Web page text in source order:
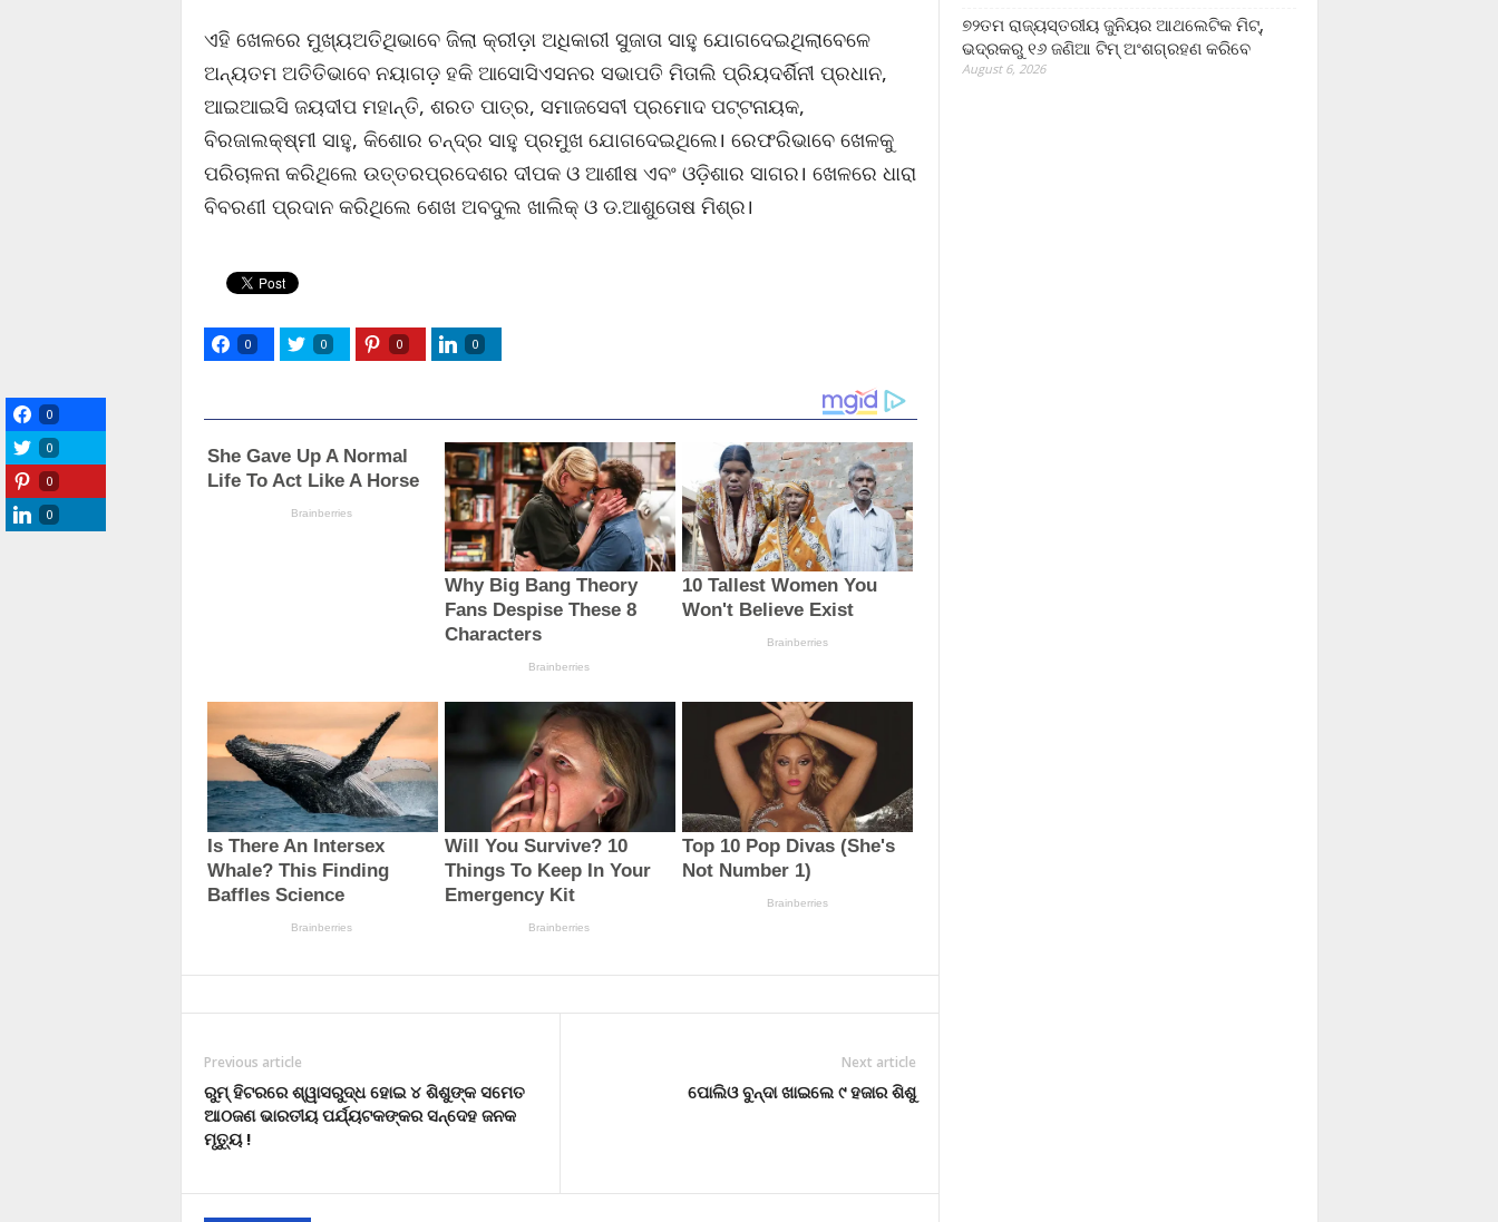
ଏହି ଖେଳରେ ମୁଖ୍ୟଅତିଥିଭାବେ ଜିଲା କ୍ରୀଡ଼ା ଅଧିକାରୀ ସୁଜାତା ସାହୁ ଯୋଗଦେଇଥିଲାବେଳେ
ଅନ୍ୟତମ ଅତିତିଭାବେ ନୟାଗଡ଼ ହକି ଆସୋସିଏସନର ସଭାପତି ମିତାଲି ପ୍ରିୟଦର୍ଶିନୀ ପ୍ରଧାନ,
ଆଇଆଇସି ଜୟଦୀପ ମହାନ୍ତି, ଶରତ ପାତ୍ର, ସମାଜସେବୀ ପ୍ରମୋଦ ପଟ୍ଟନାୟକ,
ବିରଜାଲକ୍ଷ୍ମୀ ସାହୁ, କିଶୋର ଚନ୍ଦ୍ର ସାହୁ ପ୍ରମୁଖ ଯୋଗଦେଇଥିଲେ। ରେଫରିଭାବେ ଖେଳକୁ
ପରିଚାଳନା କରିଥିଲେ ଉତ୍ତରପ୍ରଦେଶର ଦୀପକ ଓ ଆଶୀଷ ଏବଂ ଓଡ଼ିଶାର ସାଗର। ଖେଳରେ ଧାରା
ବିବରଣୀ ପ୍ରଦାନ କରିଥିଲେ ଶେଖ ଅବଦୁଲ ଖାଲିକ୍ ଓ ଡ.ଆଶୁତୋଷ ମିଶ୍ର।
0 0 0 0
Previous article
ରୁମ୍ ହିଟରରେ ଶ୍ୱାସରୁଦ୍ଧ ହୋଇ ୪ ଶିଶୁଙ୍କ ସମେତ
ଆଠଜଣ ଭାରତୀୟ ପର୍ଯ୍ୟଟକଙ୍କର ସନ୍ଦେହ ଜନକ
ମୃତ୍ୟୁ !
Next article
ପୋଲିଓ ବୁନ୍ଦା ଖାଇଲେ ୯ ହଜାର ଶିଶୁ
୭୨ତମ ରାଜ୍ୟସ୍ତରୀୟ ଜୁନିୟର ଆଥଲେଟିକ ମିଟ୍‌,
ଭଦ୍ରକରୁ ୧୬ ଜଣିଆ ଟିମ୍ ଅଂଶଗ୍ରହଣ କରିବେ
August 6, 2026
0
0
0
0